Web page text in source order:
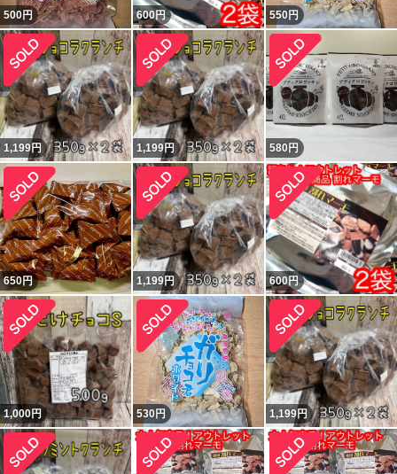
500円 600円 550円
1,199円 1,199円 580円
650円 1,199円 600円
1,000円 530円 1,199円